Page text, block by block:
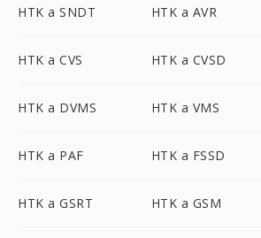
HTK a SNDT HTK a AVR
HTK a CVS HTK a CVSD
HTK a DVMS HTK a VMS
HTK a PAF HTK a FSSD
HTK a GSRT HTK a GSM